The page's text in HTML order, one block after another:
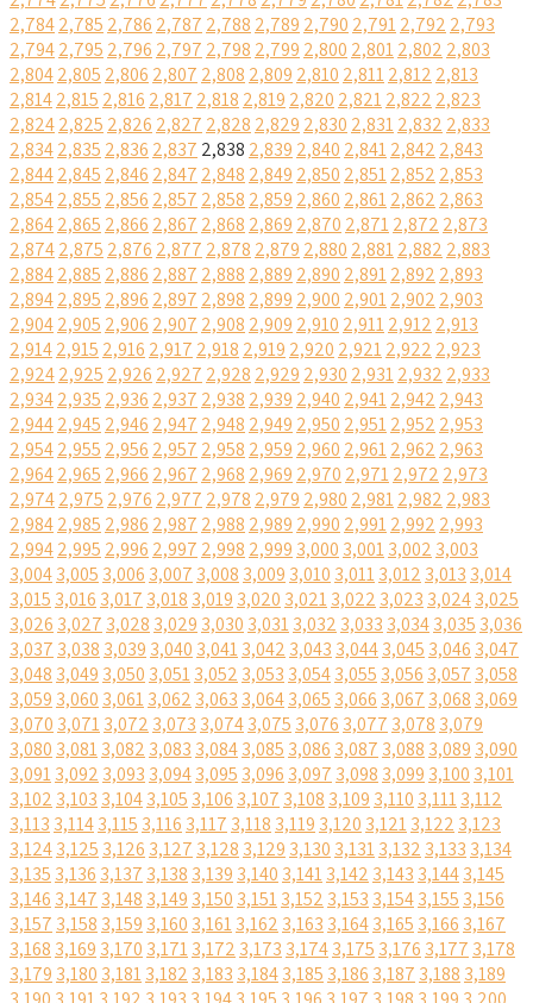
2,7842,785 2,786 2,787 2,788 2,789 2,790 2,7912,792 2,793
2,7942,795 2,796 2,797 2,798 2,799 2,800 2,8012,802 2,803
2,8042,805 2,806 2,807 2,808 2,809 2,810 2,8112,812 2,813
2,8142,815 2,816 2,817 2,818 2,819 2,820 2,8212,822 2,823
2,8242,825 2,826 2,827 2,828 2,829 2,830 2,8312,832 2,833
2,8342,835 2,836 2,837 2,838 2,839 2,840 2,8412,842 2,843
2,8442,845 2,846 2,847 2,848 2,849 2,850 2,8512,852 2,853
2,8542,855 2,856 2,857 2,858 2,859 2,860 2,8612,862 2,863
2,8642,865 2,866 2,867 2,868 2,869 2,870 2,8712,872 2,873
2,8742,875 2,876 2,877 2,878 2,879 2,880 2,8812,882 2,883
2,8842,885 2,886 2,887 2,888 2,889 2,890 2,8912,892 2,893
2,8942,895 2,896 2,897 2,898 2,899 2,900 2,9012,902 2,903
2,9042,905 2,906 2,907 2,908 2,909 2,910 2,9112,912 2,913
2,9142,915 2,916 2,917 2,918 2,919 2,920 2,9212,922 2,923
2,9242,925 2,926 2,927 2,928 2,929 2,930 2,9312,932 2,933
2,9342,935 2,936 2,937 2,938 2,939 2,940 2,9412,942 2,943
2,9442,945 2,946 2,947 2,948 2,949 2,950 2,9512,952 2,953
2,9542,955 2,956 2,957 2,958 2,959 2,960 2,9612,962 2,963
2,9642,965 2,966 2,967 2,968 2,969 2,970 2,9712,972 2,973
2,9742,975 2,976 2,977 2,978 2,979 2,980 2,9812,982 2,983
2,9842,985 2,986 2,987 2,988 2,989 2,990 2,9912,992 2,993
2,9942,995 2,996 2,997 2,998 2,999 3,000 3,0013,002 3,003
3,0043,005 3,006 3,007 3,008 3,009 3,010 3,0113,012 3,013 3,014
3,015 3,016 3,017 3,018 3,019 3,020 3,0213,022 3,023 3,0243,025
3,026 3,027 3,028 3,029 3,030 3,0313,032 3,033 3,0343,035 3,036
3,037 3,038 3,039 3,040 3,0413,042 3,043 3,0443,045 3,046 3,047
3,048 3,049 3,050 3,0513,052 3,053 3,0543,055 3,056 3,057 3,058
3,059 3,060 3,0613,062 3,063 3,0643,065 3,066 3,067 3,068 3,069
3,070 3,0713,072 3,073 3,0743,075 3,076 3,077 3,078 3,079
3,080 3,0813,082 3,083 3,0843,085 3,086 3,087 3,088 3,089 3,090
3,0913,092 3,093 3,0943,095 3,096 3,097 3,098 3,099 3,100 3,101
3,102 3,103 3,1043,105 3,106 3,107 3,108 3,109 3,110 3,1113,112
3,113 3,1143,115 3,116 3,117 3,118 3,119 3,120 3,1213,122 3,123
3,1243,125 3,126 3,127 3,128 3,129 3,130 3,1313,132 3,133 3,134
3,135 3,136 3,137 3,138 3,139 3,140 3,1413,142 3,143 3,1443,145
3,146 3,147 3,148 3,149 3,150 3,1513,152 3,153 3,1543,155 3,156
3,157 3,158 3,159 3,160 3,1613,162 3,163 3,1643,165 3,166 3,167
3,168 3,169 3,170 3,1713,172 3,173 3,1743,175 3,176 3,177 3,178
3,179 3,180 3,1813,182 3,183 3,1843,185 3,186 3,187 3,188 3,189